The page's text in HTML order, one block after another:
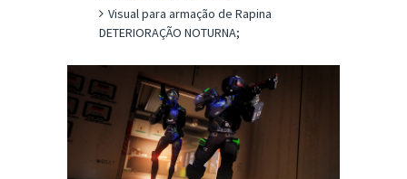
Visual para armação de Rapina
DETERIORAÇÃO NOTURNA;